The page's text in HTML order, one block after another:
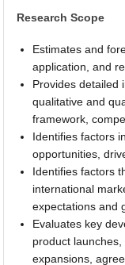
Research Scope
Estimates and
application, and
Provides detailed
qualitative and
framework,
Identifies factors
opportunities,
Identifies factors
international
expectations and
Evaluates key
product
expansions,